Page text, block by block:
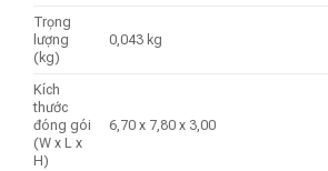
Trọng
lượng
(kg)
0,043 kg
Kích
thước
đóng gói
(W x L x
H)
6,70 x 7,80 x 3,00